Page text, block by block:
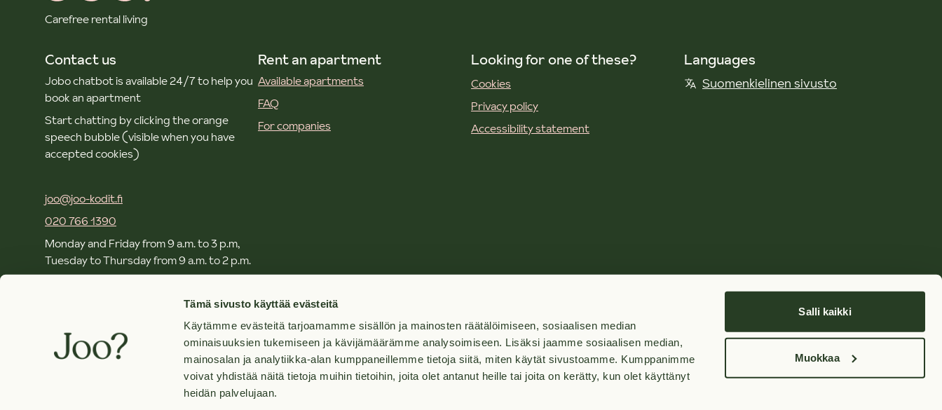
Tämä sivusto käyttää evästeitä
Käytämme evästeitä tarjoamamme sisällön ja mainosten räätälöimiseen, sosiaalisen median
ominaisuuksien tukemiseen ja kävijämäärämme analysoimiseen. Lisäksi jaamme sosiaalisen median,
mainosalan ja analytiikka-alan kumppaneillemme tietoja siitä, miten käytät sivustoamme. Kumppanimme
voivat yhdistää näitä tietoja muihin tietoihin, joita olet antanut heille tai joita on kerätty, kun olet käyttänyt
heidän palvelujaan.
Salli kaikki
Muokkaa
Carefree rental living
Contact us
Jobo chatbot is available 24/7 to help you
book an apartment
Start chatting by clicking the orange
speech bubble (visible when you have
accepted cookies)
joo@joo-kodit.fi
020 766 1390
Monday and Friday from 9 a.m. to 3 p.m,
Tuesday to Thursday from 9 a.m. to 2 p.m.
About Joo. Group
Rent an apartment
Available apartments
FAQ
For companies
Looking for one of these?
Cookies
Privacy policy
Accessibility statement
Languages
Suomenkielinen sivusto